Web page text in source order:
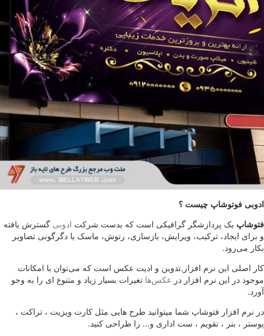
ادوبی فوتوشاپ چیست ؟
فتوشاپ یک پردازشگر گرافیکی است که بدست شرکت ادوبی گسترش یافته
و برای ایجاد، ترکیب، ویرایش، بازسازی، رتوش، ماسک یا دگرگونی تصاویر
بکار می‌رود.
کار اصلی این نرم افزار,تدوین و ادیت عکس است که می‌توان با امکانات
موجود در این نرم افزار در عکس‌ها تغیرات بسیار زیاد و متنوع ای را به وجو
آورد.
در نرم افزار فتوشاپ شما میتوانید طرح هایی مثل کارت ویزیت ، تراکت ،
پوستر ، بنر ، تقویم ، ست اداری و... را طراحی کنید.